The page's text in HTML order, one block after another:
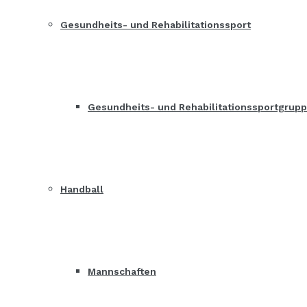
Gesundheits- und Rehabilitationssport
Gesundheits- und
Handball
Mannschaften